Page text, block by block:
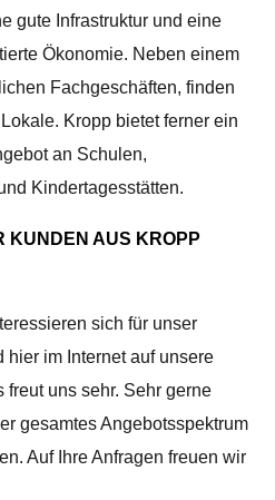
gute Infrastruktur und eine
Ökonomie. Neben einem
Fachgeschäften, finden
Kropp bietet ferner ein
an Schulen,
Kindertagesstätten.
KUNDEN AUS KROPP
sich für unser
hier im Internet auf unsere
uns sehr. Sehr gerne
gesamtes Angebotsspektrum
Auf Ihre Anfragen freuen wir